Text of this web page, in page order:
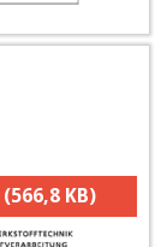
(566,8 KB)